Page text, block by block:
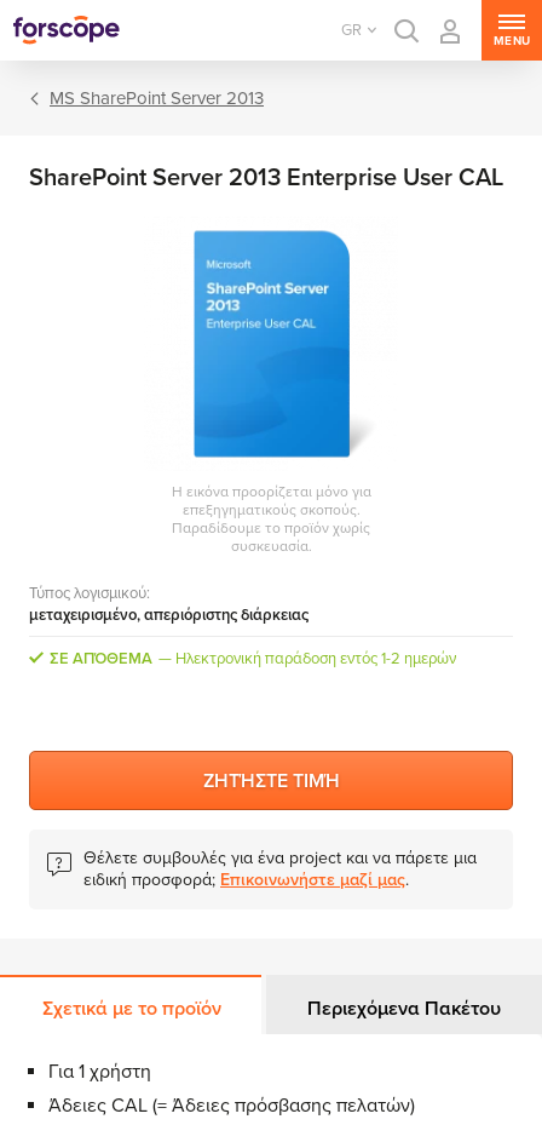
GR
MENU
MS Exchange Server
MS SharePoint Server
MS Project Server
MS System Center
MS SharePoint Server 2013
SharePoint Server 2013 Enterprise User CAL
Η εικόνα προορίζεται μόνο για
επεξηγηματικούς σκοπούς.
Παραδίδουμε το προϊόν χωρίς
συσκευασία.
Τύπος λογισμικού:
μεταχειρισμένο, απεριόριστης διάρκειας
ΣΕ ΑΠΌΘΕΜΑ Ηλεκτρονική παράδοση εντός 1-2 ημερών
ΖΗΤΉΣΤΕ ΤΙΜΉ
Θέλετε συμβουλές για ένα project και να πάρετε μια
ειδική προσφορά; Επικοινωνήστε μαζί μας.
Σχετικά με το προϊόν Περιεχόμενα Πακέτου
Για 1 χρήστη
Άδειες CAL (= Άδειες πρόσβασης πελατών)